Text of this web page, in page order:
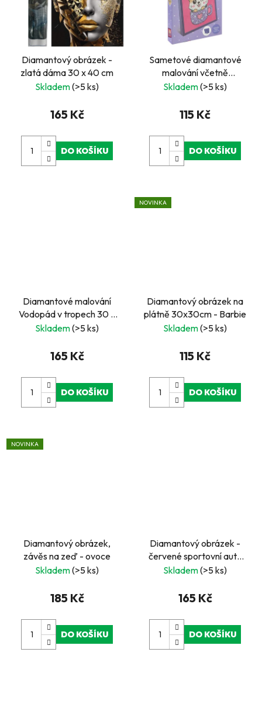
Diamantový obrázek -
zlatá dáma 30 x 40 cm
Skladem(>5 ks)
165 Kč
DO KOŠÍKU
Sametové diamantové
malování včetně
rámečku- kotě
Skladem(>5 ks)
115 Kč
DO KOŠÍKU
Diamantové malování
Vodopád v tropech 30 x
40 cm
Skladem(>5 ks)
165 Kč
DO KOŠÍKU
NOVINKA
Diamantový obrázek na
plátně 30x30cm - Barbie
Skladem(>5 ks)
115 Kč
DO KOŠÍKU
NOVINKA
Diamantový obrázek,
závěs na zeď - ovoce
Skladem(>5 ks)
185 Kč
DO KOŠÍKU
Diamantový obrázek -
červené sportovní auto
30 x 40 cm
Skladem(>5 ks)
165 Kč
DO KOŠÍKU